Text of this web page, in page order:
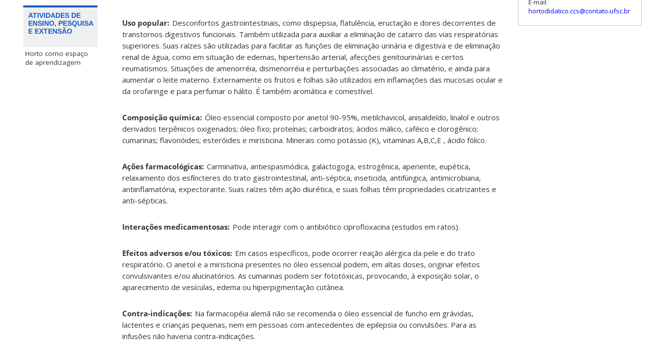
ATIVIDADES DE
ENSINO, PESQUISA
E EXTENSÃO
Horto como espaço
de aprendizagem
Uso popular: Desconfortos gastrointestinais, como dispepsia, flatulência, eructação e dores decorrentes de
transtornos digestivos funcionais. Também utilizada para auxiliar a eliminação de catarro das vias respiratórias
superiores. Suas raízes são utilizadas para facilitar as funções de eliminação urinária e digestiva e de eliminação
renal de água, como em situação de edemas, hipertensão arterial, afecções genitourinárias e certos
reumatismos. Situações de amenorréia, dismenorréia e perturbações associadas ao climatério, e ainda para
aumentar o leite materno. Externamente os frutos e folhas são utilizados em inflamações das mucosas ocular e
da orofaringe e para perfumar o hálito. É também aromática e comestível.
Composição química: Óleo essencial composto por anetol 90-95%, metilchavicol, anisaldeído, linalol e outros
derivados terpênicos oxigenados; óleo fixo; proteínas; carboidratos; ácidos málico, caféico e clorogênico;
cumarinas; flavonóides; esteróides e miristicina. Minerais como potássio (K), vitaminas A,B,C,E , ácido fólico.
Ações farmacológicas: Carminativa, antiespasmódica, galactogoga, estrogênica, aperiente, eupética,
relaxamento dos esfíncteres do trato gastrointestinal, anti-séptica, inseticida, antifúngica, antimicrobiana,
antiinflamatória, expectorante. Suas raízes têm ação diurética, e suas folhas têm propriedades cicatrizantes e
anti-sépticas.
Interações medicamentosas: Pode interagir com o antibiótico ciprofloxacina (estudos em ratos).
Efeitos adversos e/ou tóxicos: Em casos específicos, pode ocorrer reação alérgica da pele e do trato
respiratório. O anetol e a miristicina presentes no óleo essencial podem, em altas doses, originar efeitos
convulsivantes e/ou alucinatórios. As cumarinas podem ser fototóxicas, provocando, à exposição solar, o
aparecimento de vesículas, edema ou hiperpigmentação cutânea.
Contra-indicações: Na farmacopéia alemã não se recomenda o óleo essencial de funcho em grávidas,
lactentes e crianças pequenas, nem em pessoas com antecedentes de epilepsia ou convulsões. Para as
infusões não haveria contra-indicações.
E-mail:
hortodidatico.ccs@contato.ufsc.br